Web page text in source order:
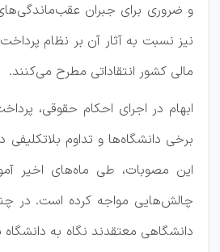
و ضروری برای جبران
نیز نسبت به آثار آن بر نظام
مالی کشور انتقاداتی مطرح می‌کنند.
ابهام در اجرای احکام حقوقی،
برخی دانشگاه‌ها و تداوم
این مصوبات، طی ماه‌های اخیر
چالش‌هایی مواجه کرده است. در
دانشگاهی معتقدند نگاه به دانشگاه